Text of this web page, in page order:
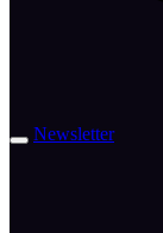
Newsletter